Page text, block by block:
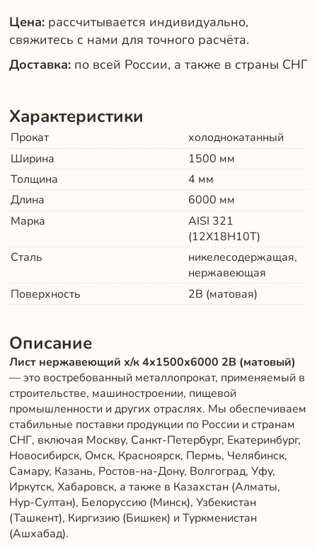
Цена: рассчитывается индивидуально,
свяжитесь с нами для точного расчёта.
Доставка: по всей России, а также в страны СНГ
Характеристики
Прокат
холоднокатанный
Ширина
1500 мм
Толщина
4 мм
Длина
6000 мм
Марка
AISI 321
(12Х18Н10Т)
Сталь
никелесодержащая,
нержавеющая
Поверхность
2B (матовая)
Описание
Лист нержавеющий х/к 4х1500х6000 2B (матовый)
— это востребованный металлопрокат, применяемый в
строительстве, машиностроении, пищевой
промышленности и других отраслях. Мы обеспечиваем
стабильные поставки продукции по России и странам
СНГ, включая Москву, Санкт-Петербург, Екатеринбург,
Новосибирск, Омск, Красноярск, Пермь, Челябинск,
Самару, Казань, Ростов-на-Дону, Волгоград, Уфу,
Иркутск, Хабаровск, а также в Казахстан (Алматы,
Нур-Султан), Белоруссию (Минск), Узбекистан
(Ташкент), Киргизию (Бишкек) и Туркменистан
(Ашхабад).